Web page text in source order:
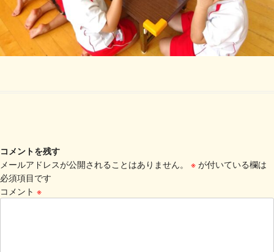
コメントを残す
メールアドレスが公開されることはありません。
※ が付いている欄は
必須項目です
コメント ※